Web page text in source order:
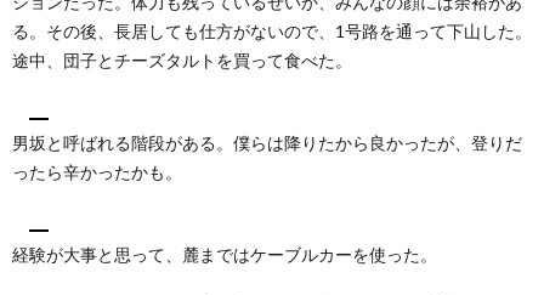
る。その後、長居しても仕方がないので、1号路を通って下山した。
途中、団子とチーズタルトを買って食べた。
男坂と呼ばれる階段がある。僕らは降りたから良かったが、登りだ
ったら辛かったかも。
経験が大事と思って、麓まではケーブルカーを使った。